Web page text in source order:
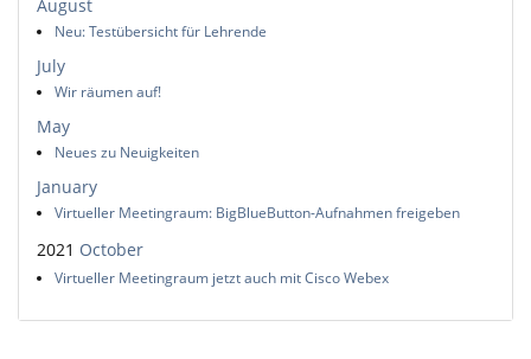
August
Neu: Testübersicht für Lehrende
July
Wir räumen auf!
May
Neues zu Neuigkeiten
January
Virtueller Meetingraum: BigBlueButton-Aufnahmen freigeben
2021 October
Virtueller Meetingraum jetzt auch mit Cisco Webex